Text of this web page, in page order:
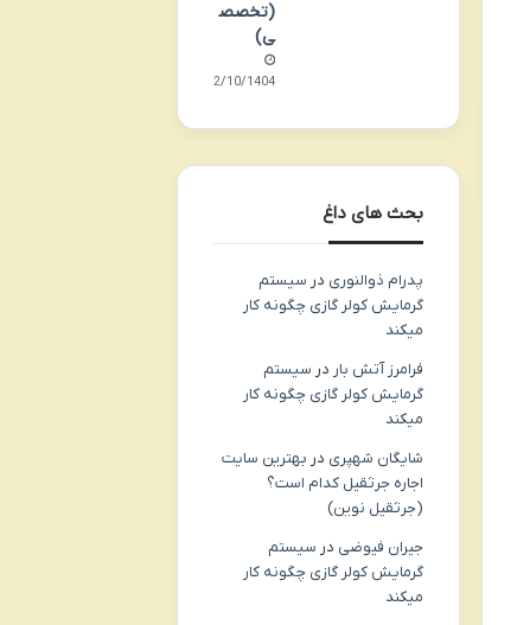
(تخصص
ی)
02/10/1404
بحث های داغ
پدرام ذوالنوری در سیستم
گرمایش کولر گازی چگونه کار
میکند
فرامرز آتش بار در سیستم
گرمایش کولر گازی چگونه کار
میکند
شایگان شهپری در بهترین سایت
اجاره جرثقیل کدام است؟
(جرثقیل نوین)
جیران فیوضی در سیستم
گرمایش کولر گازی چگونه کار
میکند